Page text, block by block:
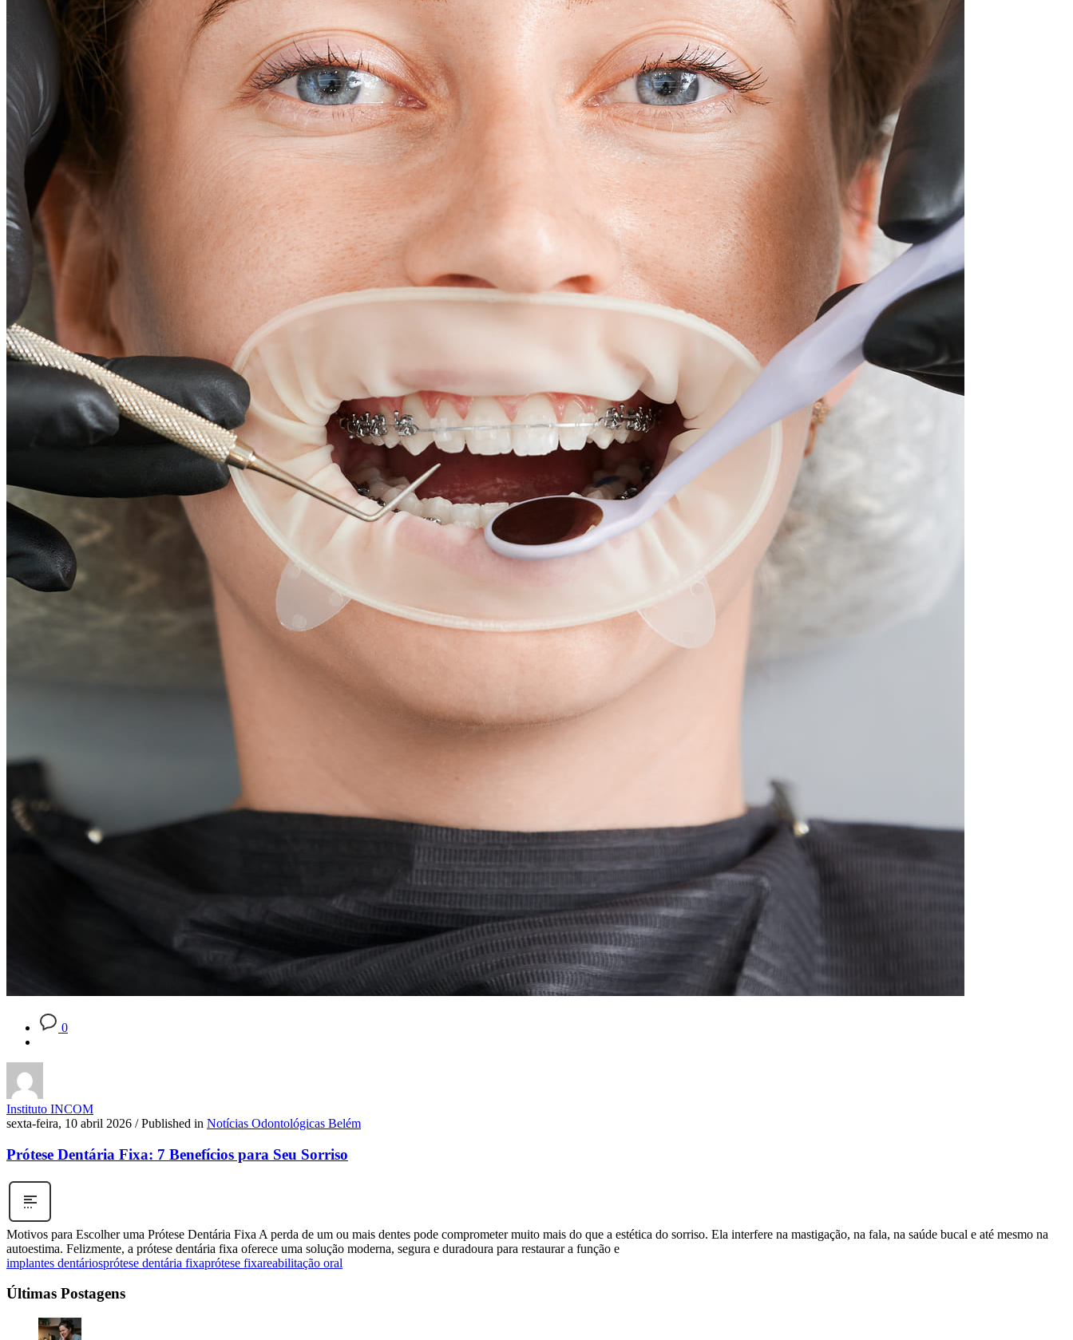
0
Instituto INCOM
sexta-feira, 10 abril 2026 / Published in Notícias Odontológicas Belém
Prótese Dentária Fixa: 7 Benefícios para Seu Sorriso
Motivos para Escolher uma Prótese Dentária Fixa A perda de um ou mais dentes pode comprometer muito mais do que a estética do sorriso. Ela interfere na mastigação, na fala, na saúde bucal e até mesmo na
autoestima. Felizmente, a prótese dentária fixa oferece uma solução moderna, segura e duradoura para restaurar a função e
implantes dentáriosprótese dentária fixaprótese fixareabilitação oral
Últimas Postagens